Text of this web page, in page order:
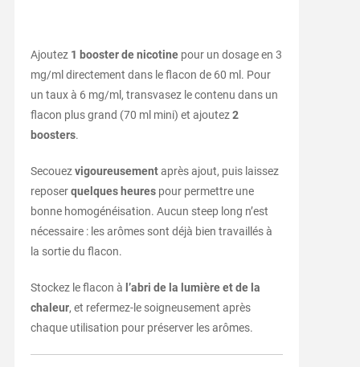
Ajoutez 1 booster de nicotinepour un dosage en 3
mg/ml directement dans le flacon de 60 ml. Pour
un taux à 6 mg/ml, transvasez le contenu dans un
flacon plus grand (70 ml mini) et ajoutez2
boosters.
Secouezvigoureusementaprès ajout, puis laissez
reposerquelques heurespour permettre une
bonne homogénéisation. Aucun steep long n’est
nécessaire : les arômes sont déjà bien travaillés à
la sortie du flacon.
Stockez le flacon à l’abri de la lumière et de la
chaleur, et refermez-le soigneusement après
chaque utilisation pour préserver les arômes.